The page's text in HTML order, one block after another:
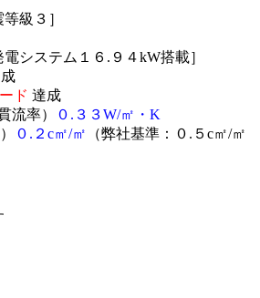
級３］
システム１６.９４kW搭載］
ド 達成
流率）
０.３３W/㎡・K
０.２c㎡/㎡
（弊社基準：０.５c㎡/㎡